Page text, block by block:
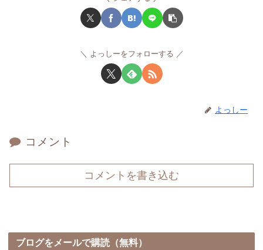
よっしーをフォローする
よっしー
コメント
コメントを書き込む
ブログをメールで購読（無料）